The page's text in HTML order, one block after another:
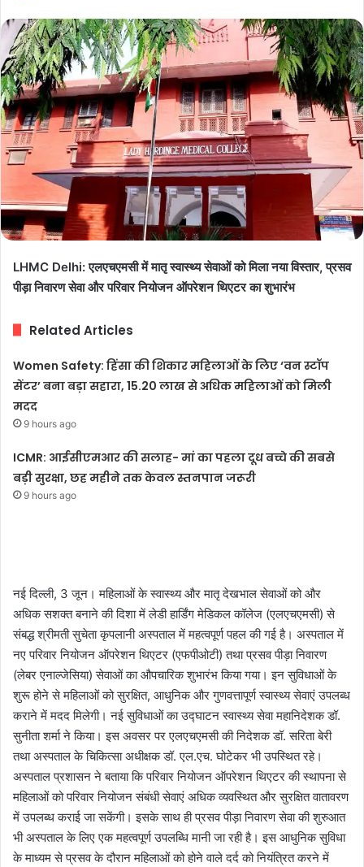
LHMC Delhi: एलएचएमसी में मातृ स्वास्थ्य सेवाओं को मिला नया विस्तार, प्रसव
पीड़ा निवारण सेवा और परिवार नियोजन ऑपरेशन थिएटर का शुभारंभ
Related Articles
Women Safety: हिंसा की शिकार महिलाओं के लिए ‘वन स्टॉप
सेंटर’ बना बड़ा सहारा, 15.20 लाख से अधिक महिलाओं को मिली
मदद
9 hours ago
ICMR: आईसीएमआर की सलाह- मां का पहला दूध बच्चे की सबसे
बड़ी सुरक्षा, छह महीने तक केवल स्तनपान जरूरी
9 hours ago
नई दिल्ली, 3 जून। महिलाओं के स्वास्थ्य और मातृ देखभाल सेवाओं को और
अधिक सशक्त बनाने की दिशा में लेडी हार्डिंग मेडिकल कॉलेज (एलएचएमसी) से
संबद्ध श्रीमती सुचेता कृपलानी अस्पताल में महत्वपूर्ण पहल की गई है। अस्पताल में
नए परिवार नियोजन ऑपरेशन थिएटर (एफपीओटी) तथा प्रसव पीड़ा निवारण
(लेबर एनाल्जेसिया) सेवाओं का औपचारिक शुभारंभ किया गया। इन सुविधाओं के
शुरू होने से महिलाओं को सुरक्षित, आधुनिक और गुणवत्तापूर्ण स्वास्थ्य सेवाएं उपलब्ध
कराने में मदद मिलेगी। नई सुविधाओं का उद्घाटन स्वास्थ्य सेवा महानिदेशक डॉ.
सुनीता शर्मा ने किया। इस अवसर पर एलएचएमसी की निदेशक डॉ. सरिता बेरी
तथा अस्पताल के चिकित्सा अधीक्षक डॉ. एल.एच. घोटेकर भी उपस्थित रहे।
अस्पताल प्रशासन ने बताया कि परिवार नियोजन ऑपरेशन थिएटर की स्थापना से
महिलाओं को परिवार नियोजन संबंधी सेवाएं अधिक व्यवस्थित और सुरक्षित वातावरण
में उपलब्ध कराई जा सकेंगी। इसके साथ ही प्रसव पीड़ा निवारण सेवा की शुरुआत
भी अस्पताल के लिए एक महत्वपूर्ण उपलब्धि मानी जा रही है। इस आधुनिक सुविधा
के माध्यम से प्रसव के दौरान महिलाओं को होने वाले दर्द को नियंत्रित करने में